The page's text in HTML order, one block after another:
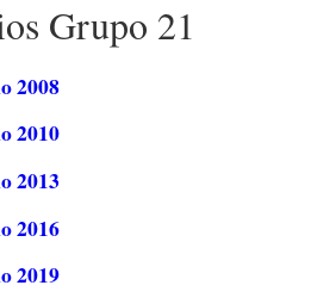
Grupo 21
2008
2010
2013
2016
2019